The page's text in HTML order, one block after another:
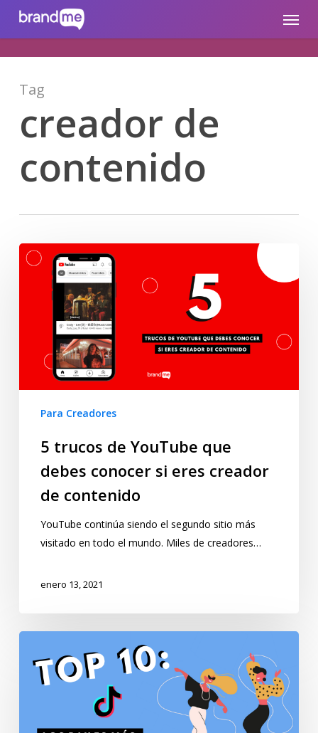
brandme.la Menu
Tag
creador de
contenido
Para Creadores
5 trucos de YouTube que
debes conocer si eres creador
de contenido
YouTube continúa siendo el segundo sitio más
visitado en todo el mundo. Miles de creadores…
enero 13, 2021